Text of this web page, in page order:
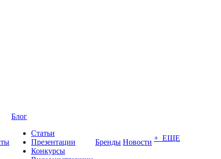
Блог
Статьи
Презентации
Конкурсы
Бренды Новости + ЕЩЕ